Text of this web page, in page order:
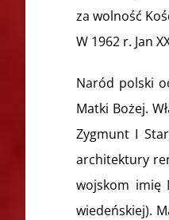
za wolność
W 1962 r. Jan
Naród polski
Matki Bożej.
Zygmunt I
architektury
wojskom imię
wiedeńskiej).